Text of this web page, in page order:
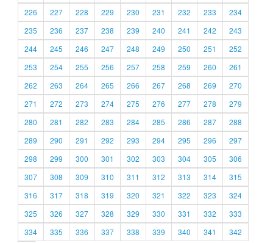
226
227 228 229 230 231 232 233
234
235
236 237 238 239 240 241 242
243
244
245 246 247 248 249 250 251
252
253
254 255 256 257 258 259 260
261
262
263 264 265 266 267 268 269
270
271
272 273 274 275 276 277 278
279
280
281 282 283 284 285 286 287
288
289
290 291 292 293 294 295 296
297
298
299 300 301 302 303 304 305
306
307
308 309 310 311 312 313 314
315
316
317 318 319 320 321 322 323
324
325
326 327 328 329 330 331 332
333
334
335 336 337 338 339 340 341 342